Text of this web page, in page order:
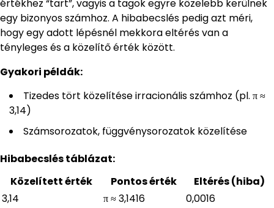
értékhez “tart”, vagyis a tagok egyre közelebb kerülnek
egy bizonyos számhoz. A hibabecslés pedig azt méri,
hogy egy adott lépésnél mekkora eltérés van a
tényleges és a közelítő érték között.
Gyakori példák:
Tizedes tört közelítése irracionális számhoz (pl. π ≈
3,14)
Számsorozatok, függvénysorozatok közelítése
Hibabecslés táblázat:
Közelített érték
Pontos érték
Eltérés (hiba)
3,14
π ≈ 3,1416
0,0016